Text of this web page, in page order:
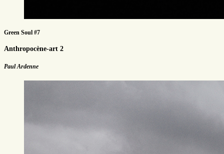
Green Soul #7
Anthropocène-art 2
Paul Ardenne